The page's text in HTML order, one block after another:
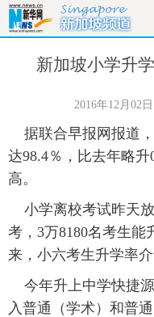
首页 时政
体育
时尚 思客
科技 能源
图片 视频
旅游 健康
新加坡小学升
2016年12月02
据联合早报网报道
达98.4％，比去年略
高。
小学离校考试昨天
考，3万8180名考生能
来，小六考生升学率介
今年升上中学快捷
入普通（学术）和普